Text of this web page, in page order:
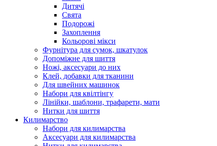
Дитячі
Свята
Подорожі
Захоплення
Кольорові мікси
Фурнітура для сумок, шкатулок
Допоміжне для шиття
Ножі, аксесуари до них
Клей, добавки для тканини
Для швейних машинок
Набори для квілтінгу
Лінійки, шаблони, трафарети, мати
Нитки для шиття
Килимарство
Набори для килимарства
Аксесуари для килимарства